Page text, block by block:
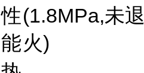
性
能
(1.8MPa,未退
火)